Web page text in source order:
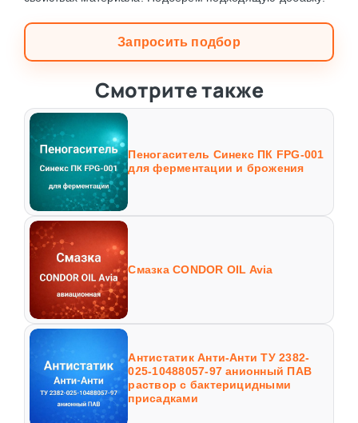
Запросить подбор
Смотрите также
Пеногаситель Синекс ПК FPG-001
для ферментации и брожения
Смазка CONDOR OIL Avia
Антистатик Анти-Анти ТУ 2382-
025-10488057-97 анионный ПАВ
раствор с бактерицидными
присадками